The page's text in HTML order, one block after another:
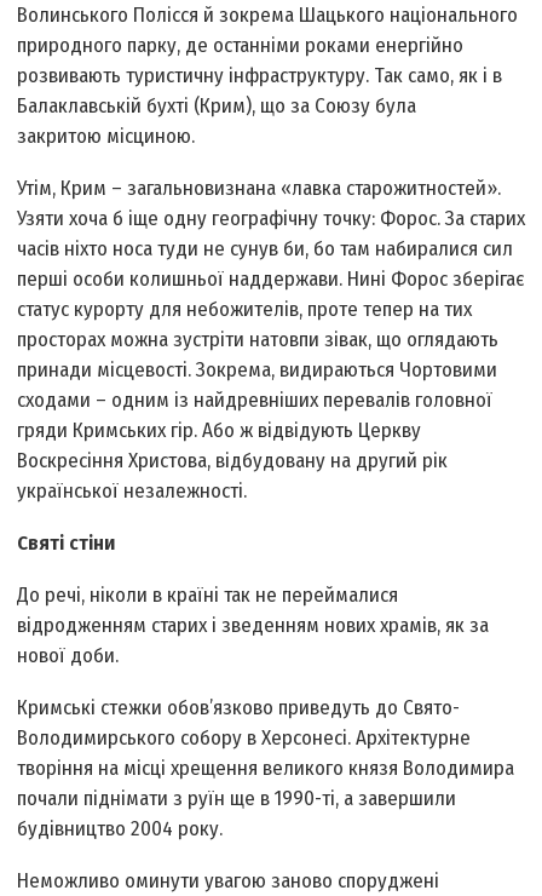
Волинського Полісся й зокрема Шацького національного
природного парку, де останніми роками енергійно
розвивають туристичну інфраструктуру. Так само, як і в
Балаклавській бухті (Крим), що за Союзу була
закритою місциною.
Утім, Крим – загальновизнана «лавка старожитностей».
Узяти хоча б іще одну географічну точку: Форос. За старих
часів ніхто носа туди не сунув би, бо там набиралися сил
перші особи колишньої наддержави. Нині Форос зберігає
статус курорту для небожителів, проте тепер на тих
просторах можна зустріти натовпи зівак, що оглядають
принади місцевості. Зокрема, видираються Чортовими
сходами – одним із найдревніших перевалів головної
гряди Кримських гір. Або ж відвідують Церкву
Воскресіння Христова, відбудовану на другий рік
української незалежності.
Святі стіни
До речі, ніколи в країні так не переймалися
відродженням старих і зведенням нових храмів, як за
нової доби.
Кримські стежки обов’язково приведуть до Свято-
Володимирського собору в Херсонесі. Архітектурне
творіння на місці хрещення великого князя Володимира
почали піднімати з руїн ще в 1990-ті, а завершили
будівництво 2004 року.
Неможливо оминути увагою заново споруджені